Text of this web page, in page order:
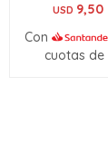
USD 9,50
Con
cuotas de